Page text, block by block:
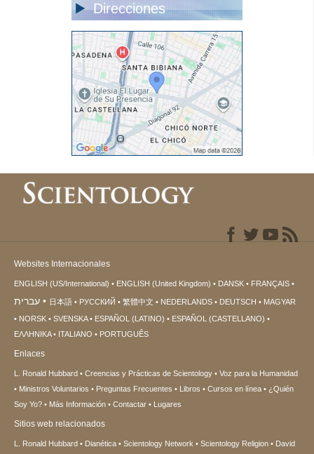
Direcciones
Websites Internacionales
ENGLISH (US/International) ENGLISH (United Kingdom) DANSK FRANÇAIS
עברית 日本語 РУССКИЙ 繁體中文 NEDERLANDS DEUTSCH
MAGYAR
NORSK
SVENSKA ESPAÑOL (LATINO)
ESPAÑOL (CASTELLANO)
ΕΛΛΗΝΙΚA
ITALIANO PORTUGUÊS
Enlaces
L. Ronald Hubbard Creencias y Prácticas de Scientology
Voz para la Humanidad
Ministros Voluntarios
Preguntas Frecuentes Libros Cursos en línea
¿Quién
Soy Yo?
Más Información Contactar Lugares
Sitios web relacionados
L. Ronald Hubbard Dianética Scientology Network Scientology Religion David